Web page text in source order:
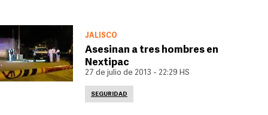
JALISCO
Asesinan a tres hombres en
Nextipac
27 de julio de 2013 - 22:29 HS
SEGURIDAD